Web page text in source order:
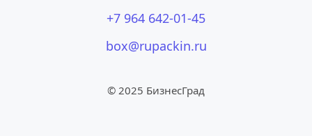
+7 964 642-01-45
box@rupackin.ru
© 2025 БизнесГрад